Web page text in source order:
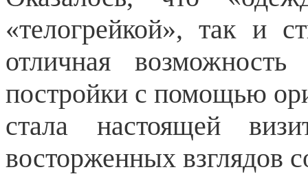
«телогрейкой», так и
отличная возможность
постройки с помощью
стала настоящей
восторженных взглядов